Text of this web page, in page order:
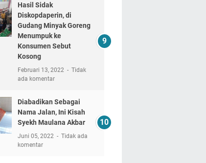
Hasil Sidak
Diskopdaperin, di
Gudang Minyak Goreng
Menumpuk ke
Konsumen Sebut
Kosong
Februari 13, 2022
Tidak
ada komentar
Diabadikan Sebagai
Nama Jalan, Ini Kisah
Syekh Maulana Akbar
Juni 05, 2022
Tidak ada
komentar